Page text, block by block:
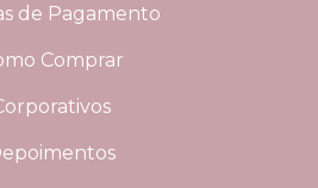
de Pagamento
Comprar